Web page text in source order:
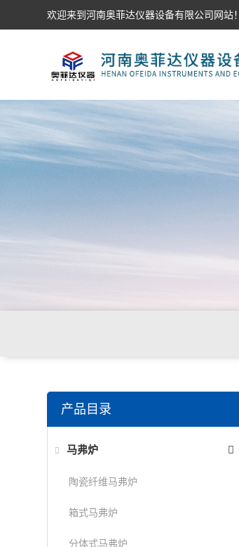
欢迎来到河南奥菲达仪器设备有限公司网站！
产品目录
马弗炉
陶瓷纤维马弗炉
箱式马弗炉
分体式马弗炉